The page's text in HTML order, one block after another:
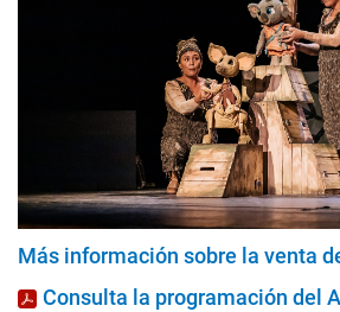
Más información sobre la venta
Consulta la programación del